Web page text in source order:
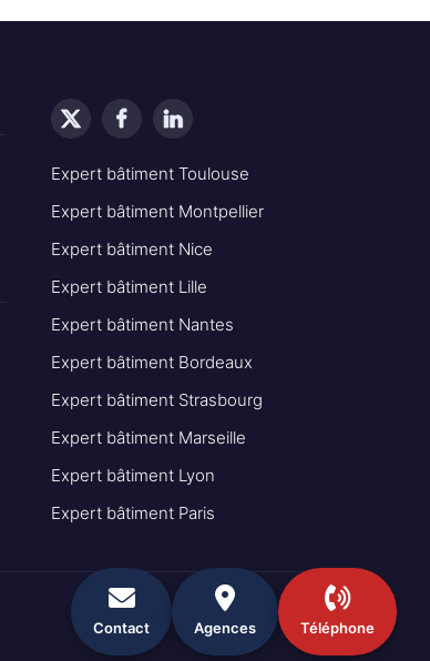
Expert bâtiment Toulouse
Expert bâtiment Montpellier
Expert bâtiment Nice
Expert bâtiment Lille
Expert bâtiment Nantes
Expert bâtiment Bordeaux
Expert bâtiment Strasbourg
Expert bâtiment Marseille
Expert bâtiment Lyon
Expert bâtiment Paris
Contact
Agences Téléphone